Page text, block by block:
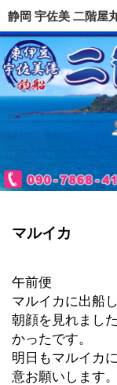
静岡 宇佐美 二階屋
マルイカ
午前便
マルイカに出船
朝顔を見れまし
かったです。
明日もマルイカ
意お願いします。